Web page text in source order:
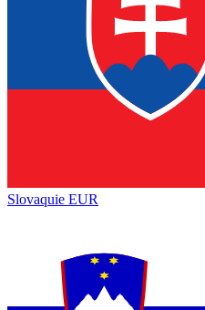
Slovaquie EUR